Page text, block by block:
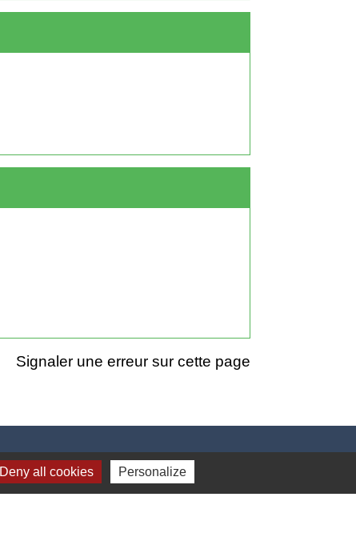
Signaler une erreur sur cette page
Deny all cookies Personalize